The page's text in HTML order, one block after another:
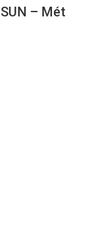
– Mét